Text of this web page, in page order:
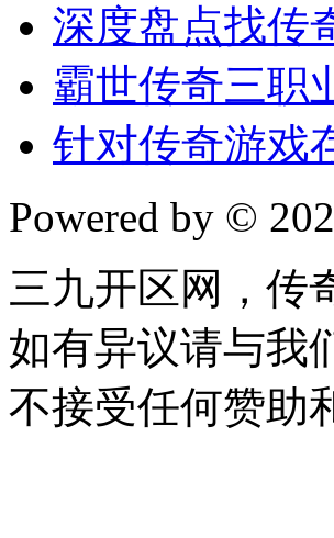
深度盘点找传
霸世传奇三职
针对传奇游戏
Powered by ©
三九开区网，传
如有异议请与我
不接受任何赞助